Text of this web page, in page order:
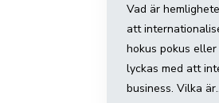
Vad är
att
hokus pokus
lyckas med att
business. Vilka